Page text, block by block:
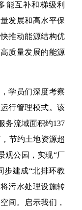
能互补和梯级利
发展和高水平保
推动能源结构优
质量发展的能源
学员们深度考察
行管理模式。该
务流域面积约137
节约土地资源超
观公园，实现“厂
步建成“北排环教
污水处理设施转
间。启示我们，